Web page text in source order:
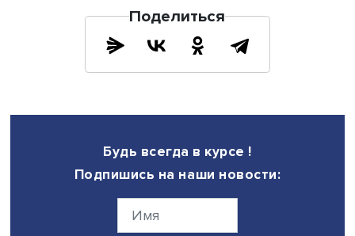
экономическую, так и отраслевую специфику.
способы сохранения качества услуг в социальной
оптимизации расходов.
мероприятий или на охват аудитории и общественный
применимы к стандартным процессам, однако для
реальной производительности требуется доработка
методологии.
Подводя итоги семинара, Борис Порфирьев отметил,
традиционные методы измерения производительности